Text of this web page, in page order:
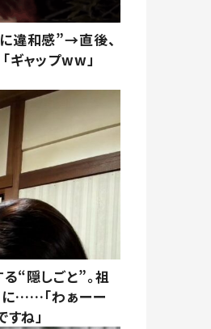
違和感”→直後、
ギャップww」
“隠しごと”。祖
……「わぁーー
すね」